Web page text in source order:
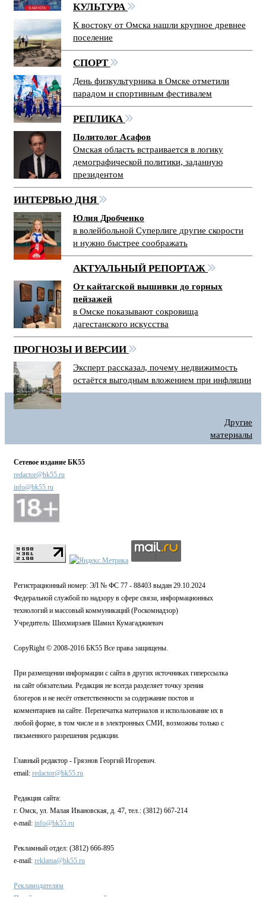
КУЛЬТУРА
К востоку от Омска нашли крупное древнее
поселение
СПОРТ
День физкультурника в Омске отметили
парадом и спортивным фестивалем
РЕПЛИКА
Политолог Асафов
Омская область встраивается в логику
демографической политики, заданную
президентом
ИНТЕРВЬЮ ДНЯ
Юлия Дробченко
в волейбольной Суперлиге другие скорости
и нужно быстрее соображать
АКТУАЛЬНЫЙ РЕПОРТАЖ
От кайтагской вышивки до горных
пейзажей
в Омске показывают сокровища
дагестанского искусства
ПРОГНОЗЫ И ВЕРСИИ
Эксперт рассказал, почему недвижимость
остаётся выгодным вложением при инфляции
Другие
материалы
Сетевое издание БК55
redactor@bk55.ru
info@bk55.ru
Регистрационный номер: ЭЛ № ФС 77 - 88403 выдан 29.10.2024
Федеральной службой по надзору в сфере связи, информационных
технологий и массовый коммуникаций (Роскомнадзор)
Учредитель: Шихмирзаев Шамил Кумагаджиевич
CopyRight © 2008-2016 БК55 Все права защищены.
При размещении информации с сайта в других источниках гиперссылка
на сайт обязательна. Редакция не всегда разделяет точку зрения
блогеров и не несёт ответственности за содержание постов и
комментариев на сайте. Перепечатка материалов и использование их в
любой форме, в том числе и в электронных СМИ, возможны только с
письменного разрешения редакции.
Главный редактор - Грязнов Георгий Игоревич.
email: redactor@bk55.ru
Редакция сайта:
г. Омск, ул. Малая Ивановская, д. 47, тел.: (3812) 667-214
e-mail: info@bk55.ru
Рекламный отдел: (3812) 666-895
e-mail: reklama@bk55.ru
Рекламодателям